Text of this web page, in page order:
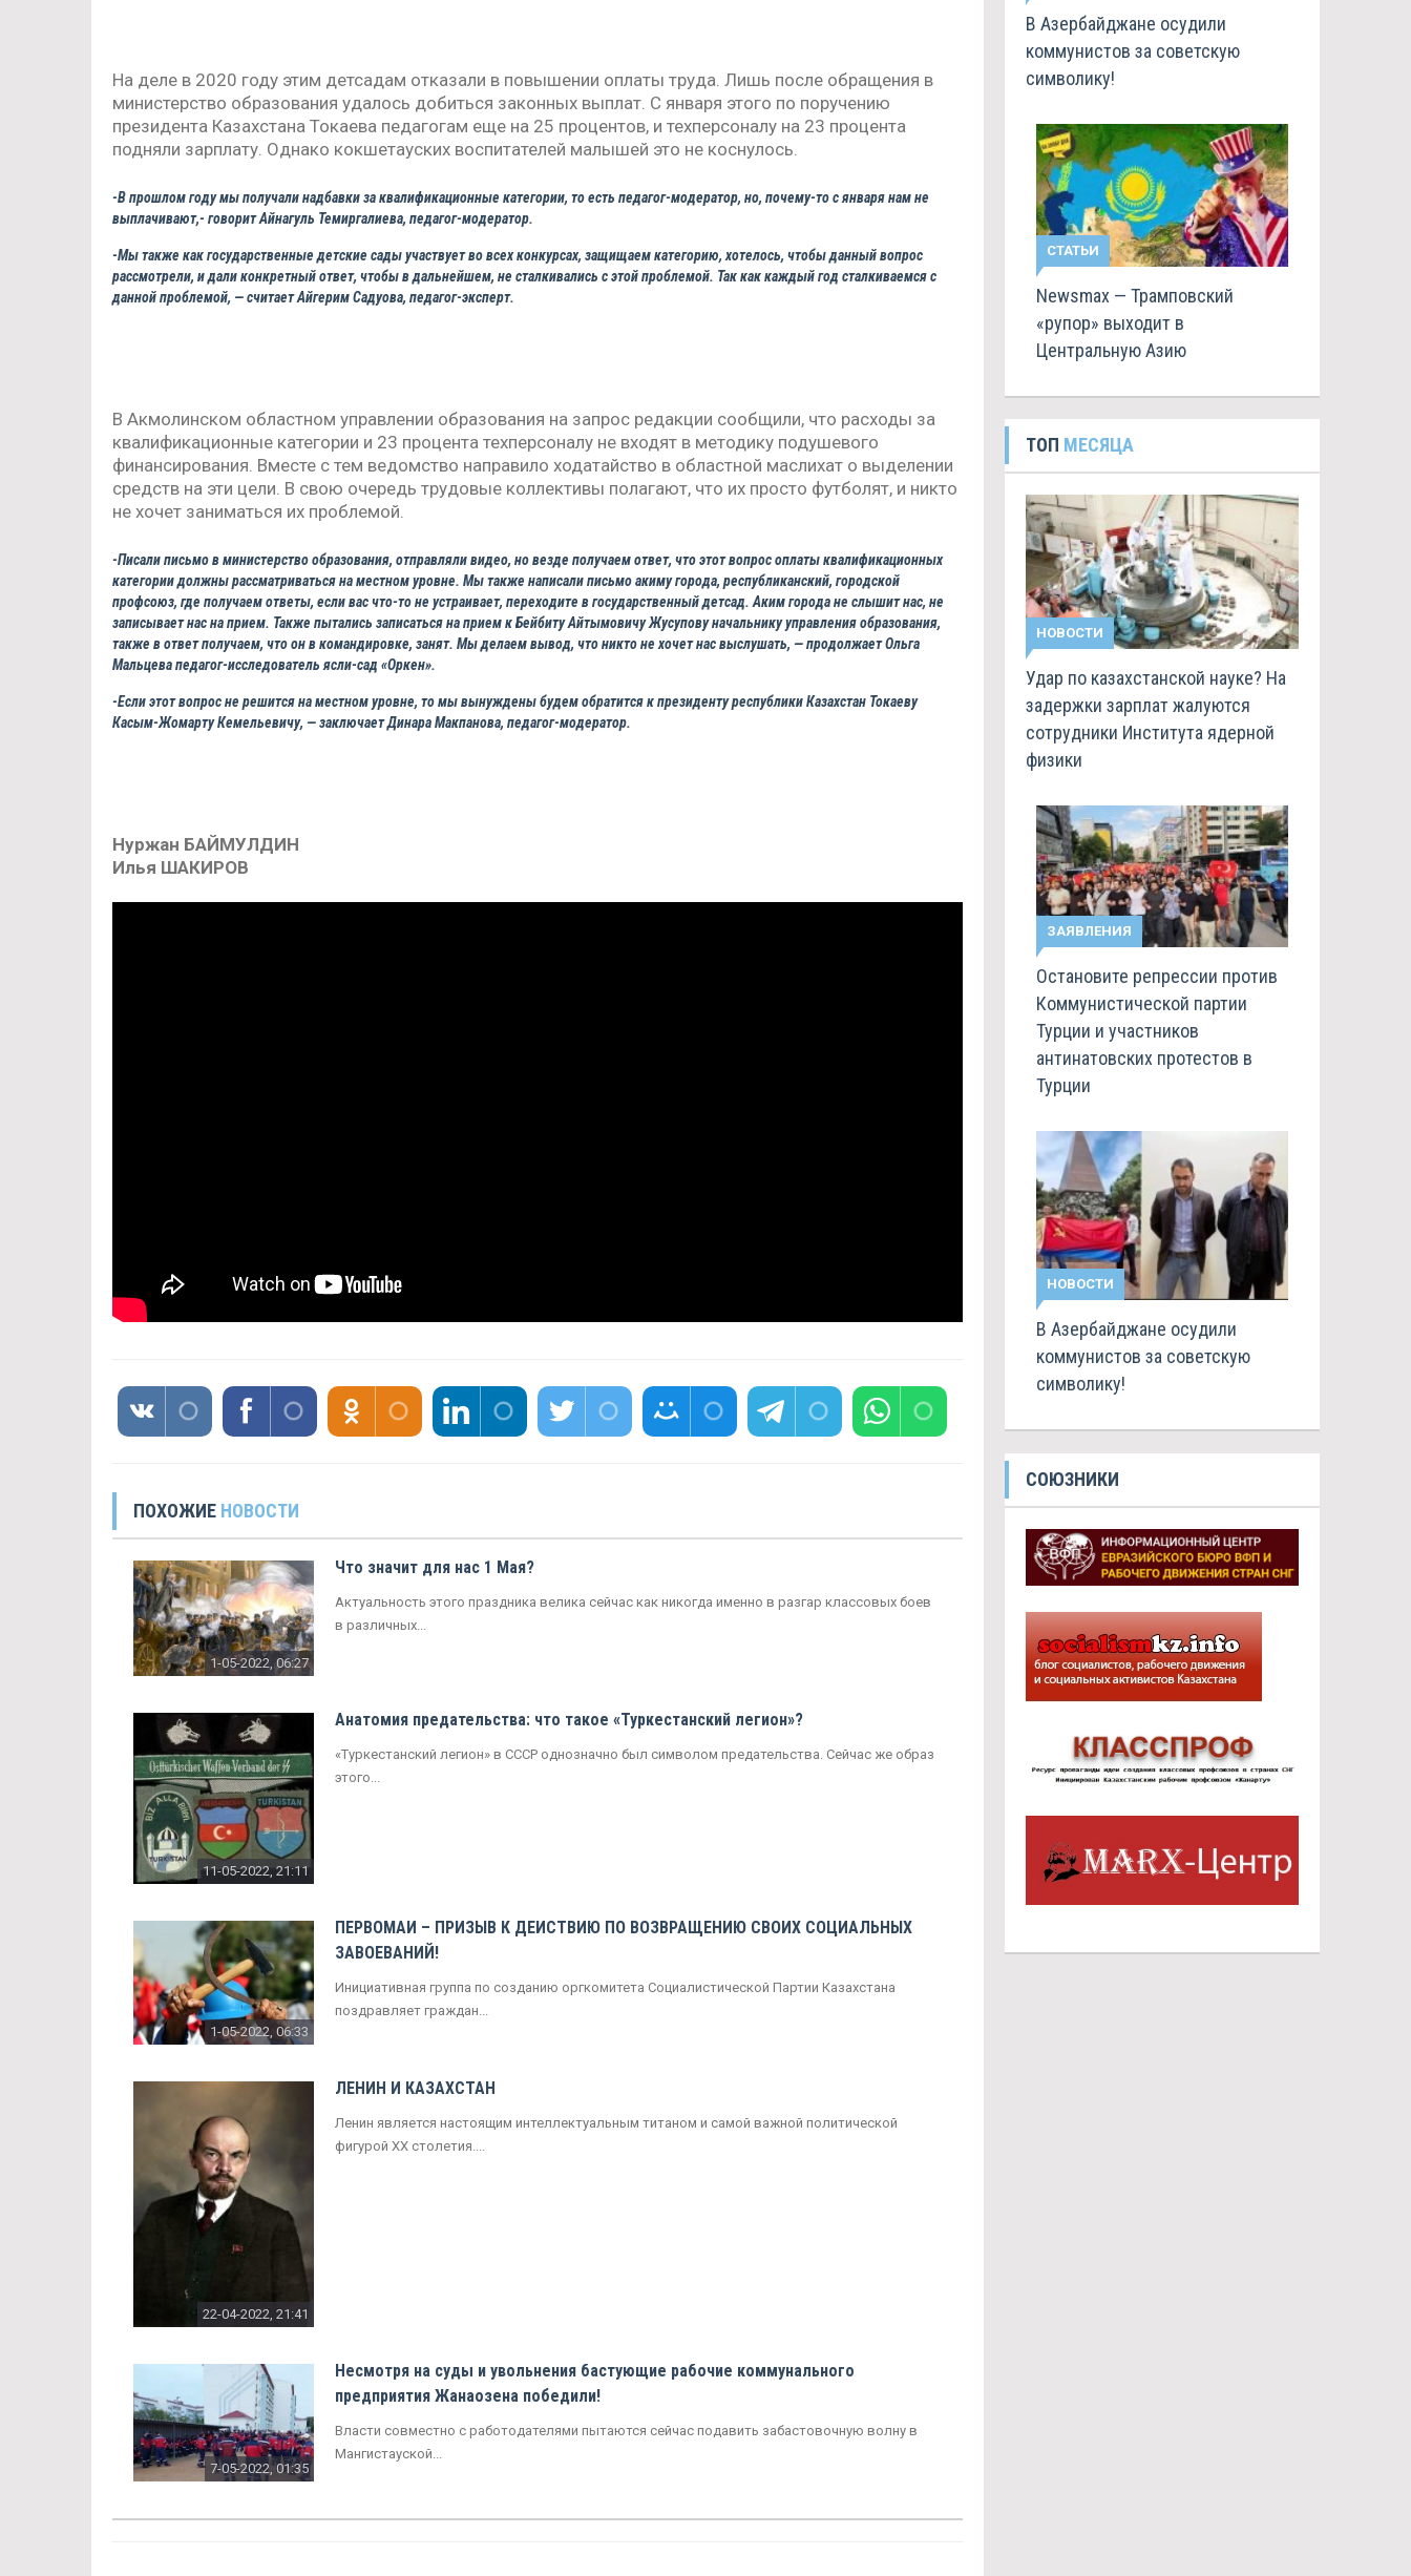
На деле в 2020 году этим детсадам отказали в повышении оплаты труда. Лишь после обращения в
министерство образования удалось добиться законных выплат. С января этого по поручению
президента Казахстана Токаева педагогам еще на 25 процентов, и техперсоналу на 23 процента
подняли зарплату. Однако кокшетауских воспитателей малышей это не коснулось.
-В прошлом году мы получали надбавки за квалификационные категории, то есть педагог-модератор, но, почему-то с января нам не
выплачивают,- говорит Айнагуль Темиргалиева, педагог-модератор.
-Мы также как государственные детские сады участвует во всех конкурсах, защищаем категорию, хотелось, чтобы данный вопрос
рассмотрели, и дали конкретный ответ, чтобы в дальнейшем, не сталкивались с этой проблемой. Так как каждый год сталкиваемся с
данной проблемой, — считает Айгерим Садуова, педагог-эксперт.
В Акмолинском областном управлении образования на запрос редакции сообщили, что расходы за
квалификационные категории и 23 процента техперсоналу не входят в методику подушевого
финансирования. Вместе с тем ведомство направило ходатайство в областной маслихат о выделении
средств на эти цели. В свою очередь трудовые коллективы полагают, что их просто футболят, и никто
не хочет заниматься их проблемой.
-Писали письмо в министерство образования, отправляли видео, но везде получаем ответ, что этот вопрос оплаты квалификационных
категории должны рассматриваться на местном уровне. Мы также написали письмо акиму города, республиканский, городской
профсоюз, где получаем ответы, если вас что-то не устраивает, переходите в государственный детсад. Аким города не слышит нас, не
записывает нас на прием. Также пытались записаться на прием к Бейбиту Айтымовичу Жусупову начальнику управления образования,
также в ответ получаем, что он в командировке, занят. Мы делаем вывод, что никто не хочет нас выслушать, — продолжает Ольга
Мальцева педагог-исследователь ясли-сад «Оркен».
-Если этот вопрос не решится на местном уровне, то мы вынуждены будем обратится к президенту республики Казахстан Токаеву
Касым-Жомарту Кемельевичу, — заключает Динара Макпанова, педагог-модератор.
Нуржан БАЙМУЛДИН
Илья ШАКИРОВ
ПОХОЖИЕ НОВОСТИ
1-05-2022, 06:27
Что значит для нас 1 Мая?
Актуальность этого праздника велика сейчас как никогда именно в разгар классовых боев
в различных...
11-05-2022, 21:11
Анатомия предательства: что такое «Туркестанский легион»?
«Туркестанский легион» в СССР однозначно был символом предательства. Сейчас же образ
этого...
1-05-2022, 06:33
ПЕРВОМАЙ – ПРИЗЫВ К ДЕЙСТВИЮ ПО ВОЗВРАЩЕНИЮ СВОИХ СОЦИАЛЬНЫХ
ЗАВОЕВАНИЙ!
Инициативная группа по созданию оргкомитета Социалистической Партии Казахстана
поздравляет граждан...
22-04-2022, 21:41
ЛЕНИН И КАЗАХСТАН
Ленин является настоящим интеллектуальным титаном и самой важной политической
фигурой XX столетия....
7-05-2022, 01:35
Несмотря на суды и увольнения бастующие рабочие коммунального
предприятия Жанаозена победили!
Власти совместно с работодателями пытаются сейчас подавить забастовочную волну в
Мангистауской...
В Азербайджане осудили
коммунистов за советскую
символику!
СТАТЬИ
Newsmax — Трамповский
«рупор» выходит в
Центральную Азию
ТОП МЕСЯЦА
НОВОСТИ
Удар по казахстанской науке? На
задержки зарплат жалуются
сотрудники Института ядерной
физики
ЗАЯВЛЕНИЯ
Остановите репрессии против
Коммунистической партии
Турции и участников
антинатовских протестов в
Турции
НОВОСТИ
В Азербайджане осудили
коммунистов за советскую
символику!
СОЮЗНИКИ